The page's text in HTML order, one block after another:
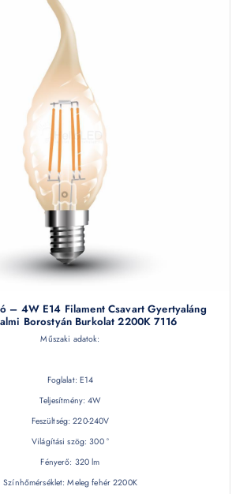
– 4W E14 Filament Csavart Gyertyaláng
Borostyán Burkolat 2200K 7116
Műszaki adatok:
Foglalat: E14
Teljesítmény: 4W
Feszültség: 220-240V
Világítási szög: 300 °
Fényerő: 320 lm
Színhőmérséklet: Meleg fehér 2200K